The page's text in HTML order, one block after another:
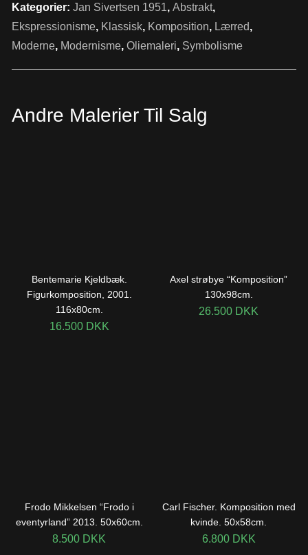
Kategorier: Jan Sivertsen 1951, Abstrakt,
Ekspressionisme, Klassisk, Komposition, Lærred,
Moderne, Modernisme, Oliemaleri, Symbolisme
Andre Malerier Til Salg
Bentemarie Kjeldbæk.
Figurkomposition, 2001.
116x80cm.
16.500 DKK
Axel strøbye “Komposition”
130x98cm.
26.500 DKK
Frodo Mikkelsen “Frodo i
eventyrland” 2013. 50x60cm.
8.500 DKK
Carl Fischer. Komposition med
kvinde. 50x58cm.
6.800 DKK